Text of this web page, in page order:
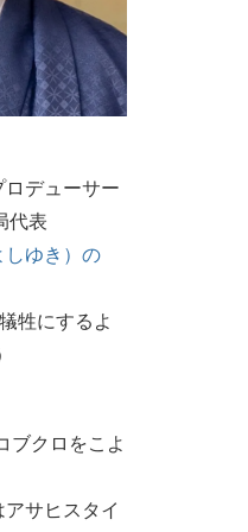
デューサー
代表
ゆき）の
牲にするよ
ブクロをこよ
サヒスタイ